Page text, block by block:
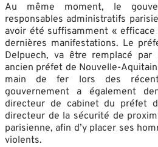
Au même moment, le
responsables administratifs
avoir été suffisamment « efficace
dernières manifestations. Le
Delpuech, va être remplacé par
ancien préfet de Nouvelle-
main de fer lors des
gouvernement a également
directeur de cabinet du préfet
directeur de la sécurité de
parisienne, afin d’y placer ses
violents.